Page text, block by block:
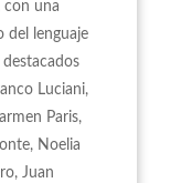
con una
del lenguaje
Luciani,
Paris,
Noelia
Juan